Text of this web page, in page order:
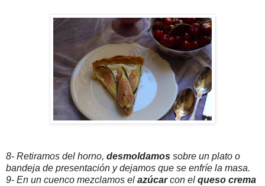
8- Retiramos del horno, desmoldamos sobre un plato o
bandeja de presentación y dejamos que se enfríe la masa.
9- En un cuenco mezclamos el azúcarcon el queso crema